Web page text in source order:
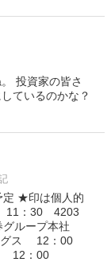
投資家の皆さ
ているのかな？
★印は個人的
11：30 4203
ループ本社
グス 12：00
12：00